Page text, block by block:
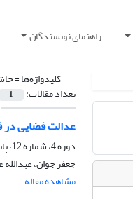
راهنمای نویسندگان
کلیدواژه‌ها =
تعداد مقالات: 1
عدالت فضایی در
دوره 4، شماره 12، پاییز 1387، صفحه
جعفر جوان، عبدالله
مشاهده مقاله